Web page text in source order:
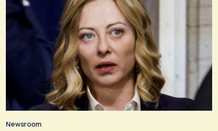
Newsroom